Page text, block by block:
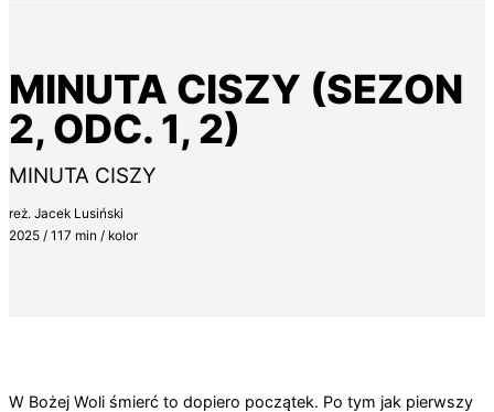
MINUTA CISZY (SEZON
2, ODC. 1, 2)
MINUTA CISZY
reż. Jacek Lusiński
2025 / 117 min / kolor
W Bożej Woli śmierć to dopiero początek. Po tym jak pierwszy